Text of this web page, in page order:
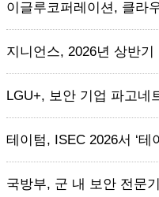
이글루코퍼레이션, 클라
지니언스, 2026년 상반기
LGU+, 보안 기업 파고네
테이텀, ISEC 2026서 ‘테
국방부, 군 내 보안 전문